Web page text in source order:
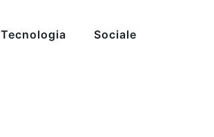
Tecnologia Sociale